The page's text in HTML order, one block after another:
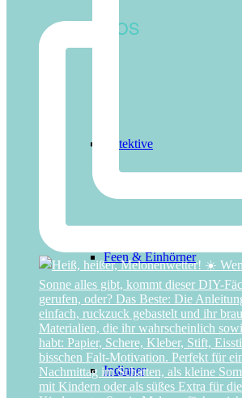
MOTTOS
Detektive
Feen & Einhörner
Indianer